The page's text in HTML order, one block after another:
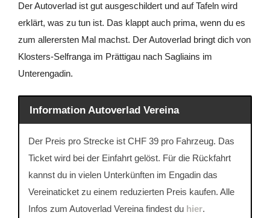
Der Autoverlad ist gut ausgeschildert und auf Tafeln wird
erklärt, was zu tun ist. Das klappt auch prima, wenn du es
zum allerersten Mal machst. Der Autoverlad bringt dich von
Klosters-Selfranga im Prättigau nach Sagliains im
Unterengadin.
Information Autoverlad Vereina
Der Preis pro Strecke ist CHF 39 pro Fahrzeug. Das
Ticket wird bei der Einfahrt gelöst. Für die Rückfahrt
kannst du in vielen Unterkünften im Engadin das
Vereinaticket zu einem reduzierten Preis kaufen. Alle
Infos zum Autoverlad Vereina findest du hier.